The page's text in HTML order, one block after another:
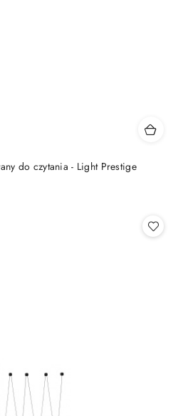
do czytania - Light Prestige